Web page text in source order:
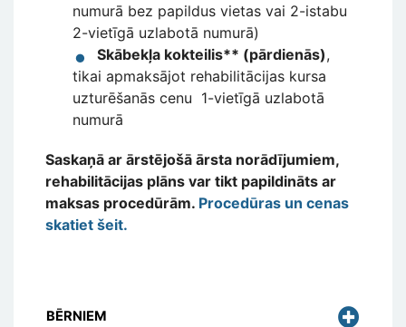
numurā bez papildus vietas vai 2-istabu
2-vietīgā uzlabotā numurā)
Skābekļa kokteilis** (pārdienās),
tikai apmaksājot rehabilitācijas kursa
uzturēšanās cenu 1-vietīgā uzlabotā
numurā
Saskaņā ar ārstējošā ārsta norādījumiem,
rehabilitācijas plāns var tikt papildināts ar
maksas procedūrām. Procedūras un cenas
skatiet šeit.
BĒRNIEM